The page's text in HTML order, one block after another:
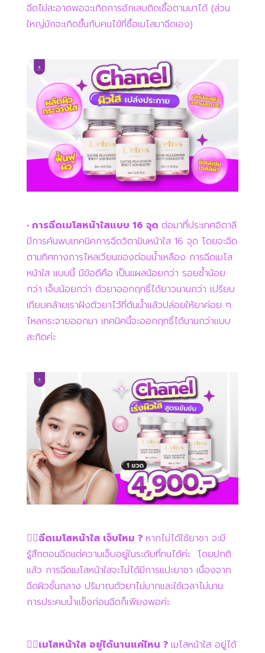
ฉีดไม่สะอาดพอจะเกิดการอักเสบติดเชื้อตามมาได้ (ส่วน
ใหญ่มักจะเกิดขึ้นกับคนไข้ที่ซื้อเมโสมาฉีดเอง)
• การฉีดเมโสหน้าใสแบบ 16 จุด ต่อมาที่ประเทศอิตาลี
มีการค้นพบเทคนิคการฉีดวิตามินหน้าใส 16 จุด โดยจะฉีด
ตามทิศทางการไหลเวียนของต่อมน้ำเหลือง การฉีดเมโส
หน้าใส แบบนี้ มีข้อดีคือ เป็นแผลน้อยกว่า รอยช้ำน้อย
กว่า เจ็บน้อยกว่า ตัวยาออกฤทธิ์ได้ยาวนานกว่า เปรียบ
เทียบคล้ายเราฝังตัวยาไว้ที่ต้นน้ำแล้วปล่อยให้ยาค่อย ๆ
ไหลกระจายออกมา เทคนิคนี้จะออกฤทธิ์ได้นานกว่าแบบ
สะกิดค่ะ
👉🏻ฉีดเมโสหน้าใส เจ็บไหม ? หากไม่ได้ใช้ยาชา จะมี
รู้สึกตอนฉีดแต่ความเจ็บอยู่ในระดับที่ทนได้ค่ะ โดยปกติ
แล้ว การฉีดเมโสหน้าใสจะไม่ได้มีการแปะยาชา เนื่องจาก
ฉีดผิวชั้นกลาง ปริมาณตัวยาไม่มากและใช้เวลาไม่นาน
การประคบน้ำแข็งก่อนฉีดก็เพียงพอค่ะ
👉🏻เมโสหน้าใส อยู่ได้นานแค่ไหน ? เมโสหน้าใส อยู่ได้